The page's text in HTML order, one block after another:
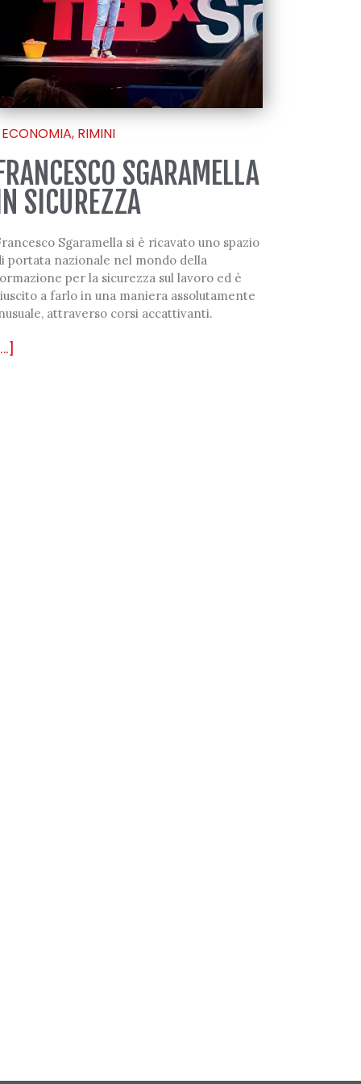
ECONOMIA, RIMINI
SGARAMELLA
SICUREZZA
Sgaramella si è ricavato uno spazio
portata nazionale nel mondo della
per la sicurezza sul lavoro ed è
a farlo in una maniera assolutamente
attraverso corsi accattivanti.